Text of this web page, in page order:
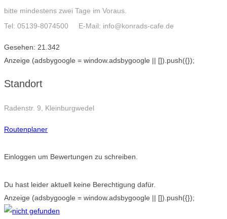
bitte mindestens zwei Tage im Voraus.
Tel: 05139-8074500 E-Mail: info@konrads-cafe.de
Gesehen: 21.342
Anzeige (adsbygoogle = window.adsbygoogle || []).push({});
Standort
Radenstr. 9, Kleinburgwedel
Routenplaner
Einloggen um Bewertungen zu schreiben.
Du hast leider aktuell keine Berechtigung dafür.
Anzeige (adsbygoogle = window.adsbygoogle || []).push({});